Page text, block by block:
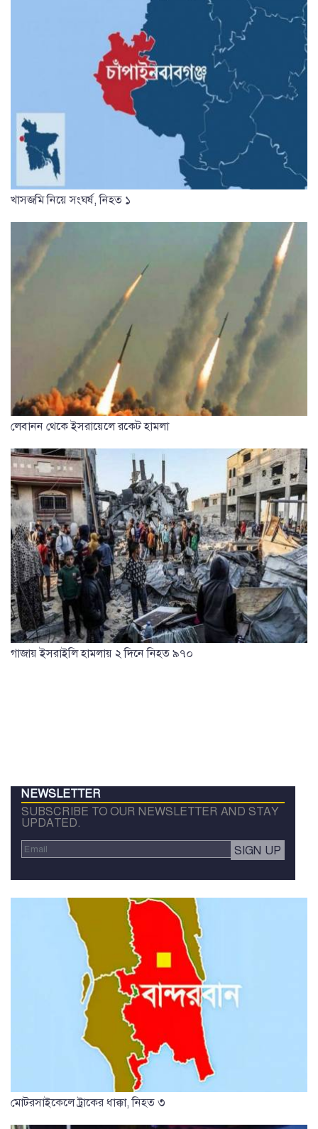
খাসজমি নিয়ে সংঘর্ষ, নিহত ১
লেবানন থেকে ইসরায়েলে রকেট হামলা
গাজায় ইসরাইলি হামলায় ২ দিনে নিহত ৯৭০
NEWSLETTER
SUBSCRIBE TO OUR NEWSLETTER AND STAY
UPDATED.
মোটরসাইকেলে ট্রাকের ধাক্কা, নিহত ৩